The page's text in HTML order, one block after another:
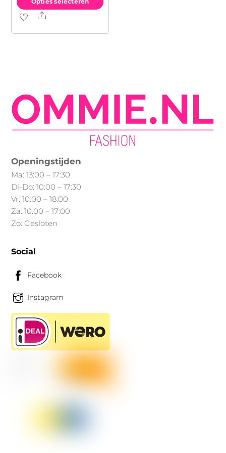
Dit
optie
kan
gekozen
de
productpagina
Share
Openingstijden
Ma: 13:00 – 17:30
Di-Do: 10:00 – 17:30
Vr: 10:00 – 18:00
Za: 10:00 – 17:00
Zo: Gesloten
Social
Facebook
Instagram